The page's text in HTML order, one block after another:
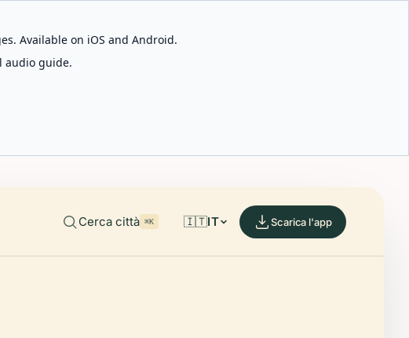
Available on iOS and Android.
audio guide.
Cerca città ⌘K 🇮🇹IT Scarica l'app